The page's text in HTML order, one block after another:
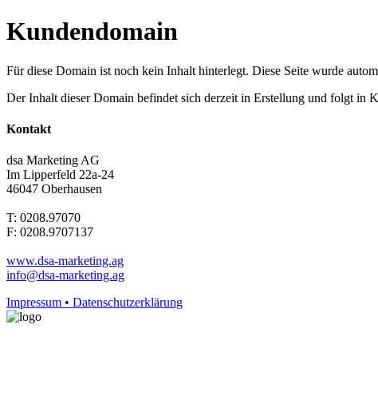
Kundendomain
Für diese Domain ist noch kein Inhalt hinterlegt. Diese Seite wurde
Der Inhalt dieser Domain befindet sich derzeit in Erstellung und folgt in
Kontakt
dsa Marketing AG
Im Lipperfeld 22a-24
46047 Oberhausen
T: 0208.97070
F: 0208.9707137
www.dsa-marketing.ag
info@dsa-marketing.ag
Impressum • Datenschutzerklärung